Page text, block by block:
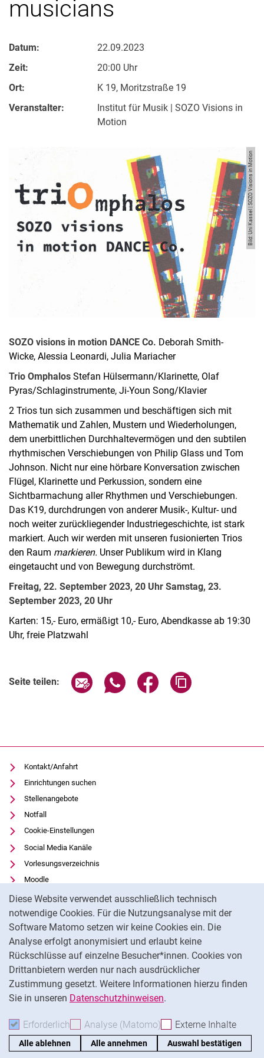
Diese Website verwendet ausschließlich technisch
notwendige Cookies. Für die Nutzungsanalyse mit der
Software Matomo setzen wir keine Cookies ein. Die
Analyse erfolgt anonymisiert und erlaubt keine
Rückschlüsse auf einzelne Besucher*innen. Cookies von
Drittanbietern werden nur nach ausdrücklicher
Zustimmung gesetzt. Weitere Informationen hierzu finden
Sie in unseren Datenschutzhinweisen.
Erforderlich Erforderliche Cookies akzeptieren
Analyse (Matomo) Analyse-Cookies
Externe Inhalte
Alle ablehnen Alle annehmen Auswahl bestätigen
musicians
Datum:
22.09.2023
Zeit:
20:00 Uhr
Ort:
K 19, Moritzstraße 19
Veranstalter:
Institut für Musik | SOZO Visions in
Motion
Bild: Uni Kassel | SOZO Visions in Motion
SOZO visions in motion DANCE Co. Deborah Smith-
Wicke, Alessia Leonardi, Julia Mariacher
Trio Omphalos Stefan Hülsermann/Klarinette, Olaf
Pyras/Schlaginstrumente, Ji-Youn Song/Klavier
2 Trios tun sich zusammen und beschäftigen sich mit
Mathematik und Zahlen, Mustern und Wiederholungen,
dem unerbittlichen Durchhaltevermögen und den subtilen
rhythmischen Verschiebungen von Philip Glass und Tom
Johnson. Nicht nur eine hörbare Konversation zwischen
Flügel, Klarinette und Perkussion, sondern eine
Sichtbarmachung aller Rhythmen und Verschiebungen.
Das K19, durchdrungen von anderer Musik-, Kultur- und
noch weiter zurückliegender Industriegeschichte, ist stark
markiert. Auch wir werden mit unseren fusionierten Trios
den Raum markieren. Unser Publikum wird in Klang
eingetaucht und von Bewegung durchströmt.
Freitag, 22. September 2023, 20 Uhr Samstag, 23.
September 2023, 20 Uhr
Karten: 15,- Euro, ermäßigt 10,- Euro, Abendkasse ab 19:30
Uhr, freie Platzwahl
Seite teilen: Seite über E-Mail teilen
Seite über WhatsApp teilen
Seite über Facebook
Kontakt/Anfahrt
Einrichtungen suchen
Stellenangebote
Notfall
Cookie-Einstellungen
Social Media Kanäle
Vorlesungsverzeichnis
Moodle
Panopto
Universitätsbibliothek
Datenschutz
Barrierefreiheit
Transparenter KI-Einsatz
Impressum